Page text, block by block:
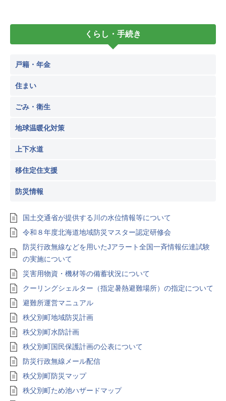
くらし・手続き
戸籍・年金
住まい
ごみ・衛生
地球温暖化対策
上下水道
移住定住支援
防災情報
国土交通省が提供する川の水位情報等について
令和８年度北海道地域防災マスター認定研修会
防災行政無線などを用いたJアラート全国一斉情報伝達試験
の実施について
災害用物資・機材等の備蓄状況について
クーリングシェルター（指定暑熱避難場所）の指定について
避難所運営マニュアル
秩父別町地域防災計画
秩父別町水防計画
秩父別町国民保護計画の公表について
防災行政無線メール配信
秩父別町防災マップ
秩父別町ため池ハザードマップ